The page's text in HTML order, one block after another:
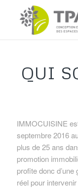
QUI
IMMOCUISINE
septembre 2016
plus de 25 ans
promotion
profite donc
réel pour